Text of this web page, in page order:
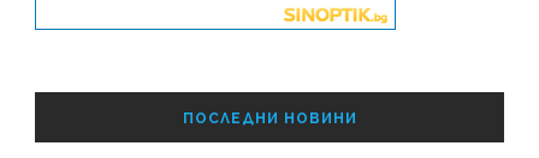
ПОСЛЕДНИ НОВИНИ